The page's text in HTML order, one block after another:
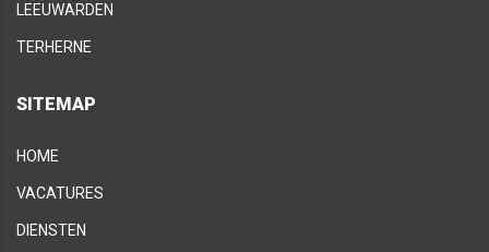
LEEUWARDEN
TERHERNE
SITEMAP
HOME
VACATURES
DIENSTEN